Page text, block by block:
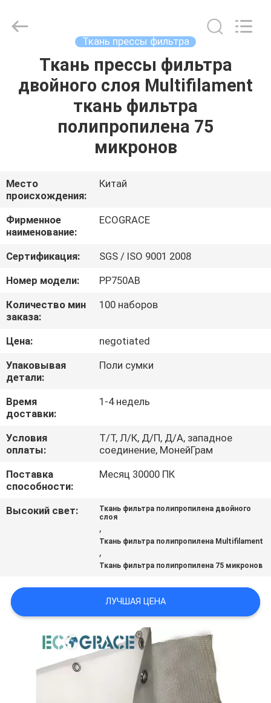
ПРОДУКТЫ
ПУТЕШЕСТВИЕ
ФАБРИКИ
ПРОВЕРКА
КАЧЕСТВА
СВЯЖИТЕСЬ
МЫ
НОВОСТИ
СПРОСИТЕ
ЦИТАТУ
КАРТА
ENVIROTECH
CO.,LTD.
Ткань прессы фильтра
Ткань прессы фильтра
двойного слоя Multifilament
ткань фильтра
полипропилена 75
микронов
Место
происхождения:
Китай
Фирменное
наименование:
ECOGRACE
Сертификация:
SGS / ISO 9001 2008
Номер модели:
PP750AB
Количество мин
заказа:
100 наборов
Цена:
negotiated
Упаковывая
детали:
Поли сумки
Время
доставки:
1-4 недель
Условия
оплаты:
Т/Т, Л/К, Д/П, Д/А, западное
соединение, МонейГрам
Поставка
способности:
Месяц 30000 ПК
Высокий свет:
Ткань фильтра полипропилена двойного
слоя
,
Ткань фильтра полипропилена Multifilament
,
Ткань фильтра полипропилена 75 микронов
ЛУЧШАЯ ЦЕНА